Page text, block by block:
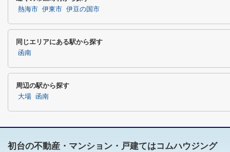
熱海市 伊東市 伊豆の国市
同じエリアにある駅から探す
函南
周辺の駅から探す
大場 函南
初台の不動産・マンション・戸建てはコムハウジング